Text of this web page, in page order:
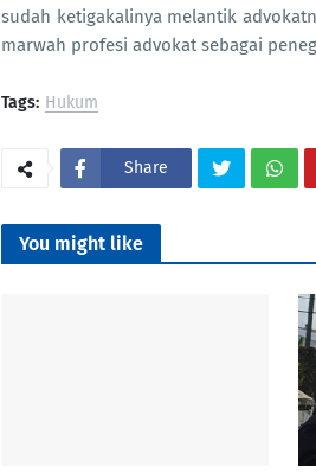
sudah ketigakalinya melantik
marwah profesi advokat sebagai
Tags: Hukum
Share
You might like